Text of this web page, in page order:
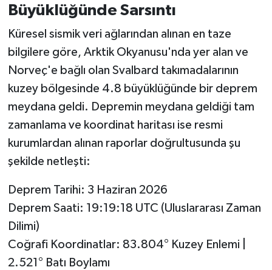
Büyüklüğünde Sarsıntı
Küresel sismik veri ağlarından alınan en taze
bilgilere göre, Arktik Okyanusu'nda yer alan ve
Norveç'e bağlı olan Svalbard takımadalarının
kuzey bölgesinde 4.8 büyüklüğünde bir deprem
meydana geldi. Depremin meydana geldiği tam
zamanlama ve koordinat haritası ise resmi
kurumlardan alınan raporlar doğrultusunda şu
şekilde netleşti:
Deprem Tarihi: 3 Haziran 2026
Deprem Saati: 19:19:18 UTC (Uluslararası Zaman
Dilimi)
Coğrafi Koordinatlar: 83.804° Kuzey Enlemi |
2.521° Batı Boylamı
SAĞLIK
Savaştepe
SEYAHAT
SİYASET
Sındırgı
SÜRMANŞET
Susurluk
TARİHTE BUGÜN